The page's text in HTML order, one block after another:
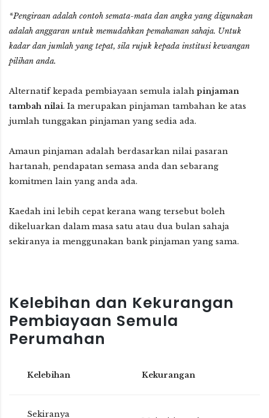
*Pengiraan adalah contoh semata-mata dan angka yang digunakan
adalah anggaran untuk memudahkan pemahaman sahaja. Untuk
kadar dan jumlah yang tepat, sila rujuk kepada institusi kewangan
pilihan anda.
Alternatif kepada pembiayaan semula ialah pinjaman
tambah nilai. Ia merupakan pinjaman tambahan ke atas
jumlah tunggakan pinjaman yang sedia ada.
Amaun pinjaman adalah berdasarkan nilai pasaran
hartanah, pendapatan semasa anda dan sebarang
komitmen lain yang anda ada.
Kaedah ini lebih cepat kerana wang tersebut boleh
dikeluarkan dalam masa satu atau dua bulan sahaja
sekiranya ia menggunakan bank pinjaman yang sama.
Kelebihan dan Kekurangan
Pembiayaan Semula
Perumahan
Kelebihan Kekurangan
Sekiranya